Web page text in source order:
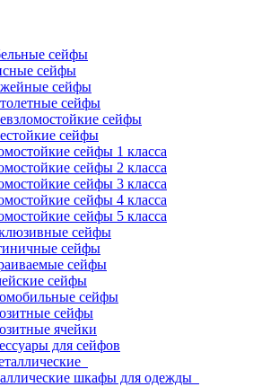
сейфы
сейфы
сейфы
сейфы
сейфы
сейфы
сейфы 1 класса
сейфы 2 класса
сейфы 3 класса
сейфы 4 класса
сейфы 5 класса
сейфы
сейфы
сейфы
сейфы
сейфы
сейфы
ячейки
для сейфов
шкафы для одежды